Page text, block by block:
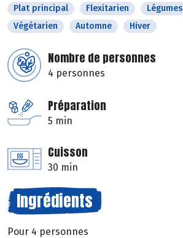
Plat principal Flexitarien Légumes
Végétarien
Automne Hiver
Nombre de personnes
4 personnes
Préparation
5 min
Cuisson
30 min
Ingrédients
Pour 4 personnes